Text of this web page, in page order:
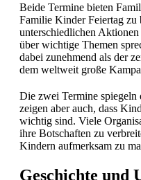
Beide Termine bieten
Familie Kinder Feiertag zu
unterschiedlichen
über wichtige Themen
dabei zunehmend als der
dem weltweit große
Die zwei Termine spiegeln
zeigen aber auch, dass
wichtig sind. Viele
ihre Botschaften zu
Kindern aufmerksam zu
Geschichte und